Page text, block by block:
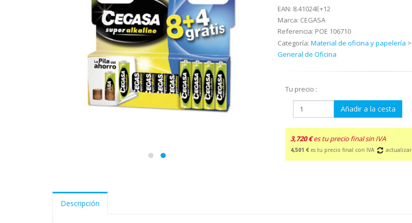
EAN: 8.41024E+12
Marca: CEGASA
Referencia: POE 106710
Categoría: Material de oficina y papelería >
General de Oficina
Tu precio :
Añadir a la cesta
3,720 €es tu precio final sin IVA
4,501 € es tu precio final con IVA actualizar
Descripción